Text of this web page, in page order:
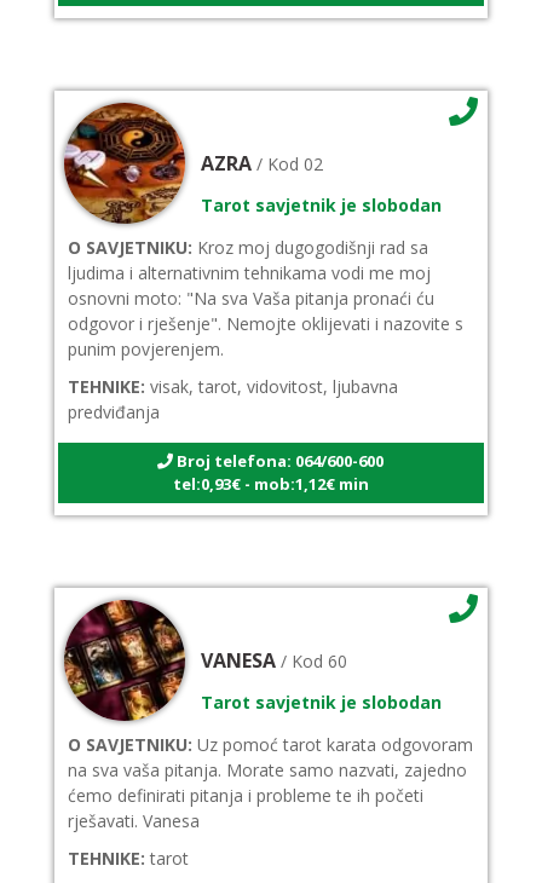
AZRA / Kod 02
Tarot savjetnik je slobodan
O SAVJETNIKU: Kroz moj dugogodišnji rad sa
ljudima i alternativnim tehnikama vodi me moj
osnovni moto: "Na sva Vaša pitanja pronaći ću
odgovor i rješenje". Nemojte oklijevati i nazovite s
punim povjerenjem.
TEHNIKE: visak, tarot, vidovitost, ljubavna
predviđanja
Broj telefona: 064/600-600
tel:0,93€ - mob:1,12€ min
VANESA / Kod 60
Tarot savjetnik je slobodan
O SAVJETNIKU: Uz pomoć tarot karata odgovoram
na sva vaša pitanja. Morate samo nazvati, zajedno
ćemo definirati pitanja i probleme te ih početi
rješavati. Vanesa
TEHNIKE: tarot